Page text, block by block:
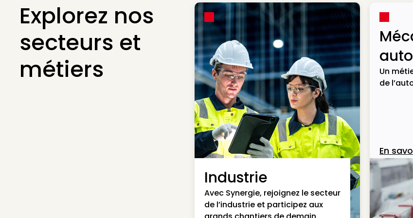
Explorez nos
secteurs et
métiers
Industrie
Avec Synergie, rejoignez le secteur
de l’industrie et participez aux
Un
de
En